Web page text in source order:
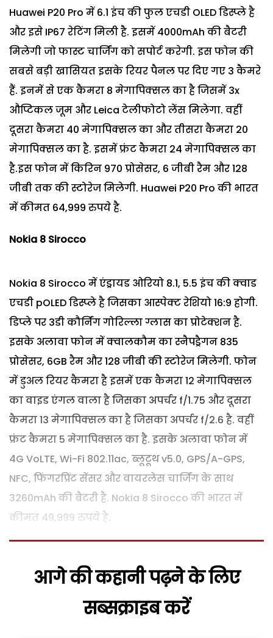
Huawei P20 Pro में 6.1 इंच की फुल एचडी OLED डिस्प्ले है
और इसे IP67 रेटिंग मिली है. इसमें 4000mAh की बैटरी
मिलेगी जो फास्ट चार्जिंग को सपोर्ट करेगी. इस फोन की
सबसे बड़ी खासियत इसके रियर पैनल पर दिए गए 3 कैमरे
हैं. इनमें से एक कैमरा 8 मेगापिक्सल का है जिसमें 3x
औप्टिकल जूम और Leica टेलीफोटो लेंस मिलेगा. वहीं
दूसरा कैमरा 40 मेगापिक्सल का और तीसरा कैमरा 20
मेगापिक्सल का है. इसमें फ्रंट कैमरा 24 मेगापिक्सल का
है.इस फोन में किरिन 970 प्रोसेसर, 6 जीबी रैम और 128
जीबी तक की स्टोरेज मिलेगी. Huawei P20 Pro की भारत
में कीमत 64,999 रुपये है.
Nokia 8 Sirocco
Nokia 8 Sirocco में एंड्रायड ओरियो 8.1, 5.5 इंच की क्वाड
एचडी pOLED डिस्प्ले है जिसका आस्पेक्ट रेशियो 16:9 होगी.
डिप्ले पर 3डी कौर्निंग गोरिल्ला ग्लास का प्रोटेक्शन है.
इसके अलावा फोन में क्वालकौम का स्नैपड्रैगन 835
प्रोसेसर, 6GB रैम और 128 जीबी की स्टोरेज मिलेगी. फोन
में डुअल रियर कैमरा है इसमें एक कैमरा 12 मेगापिक्सल
का वाइड एंगल वाला है जिसका अपर्चर f/1.75 और दूसरा
कैमरा 13 मेगापिक्सल का है जिसका अपर्चर f/2.6 है. वहीं
फ्रंट कैमरा 5 मेगापिक्सल का है. इसके अलावा फोन में
4G VoLTE, Wi-Fi 802.11ac, ब्लूटूथ v5.0, GPS/A-GPS,
NFC, फिंगरप्रिंट सेंसर और वायरलेस चार्जिंग के साथ
3260mAh की बैटरी है. Nokia 8 Sirocco की भारत में
कीमत 49,999 रुपये है.
आगे की कहानी पढ़ने के लिए
सब्सक्राइब करें